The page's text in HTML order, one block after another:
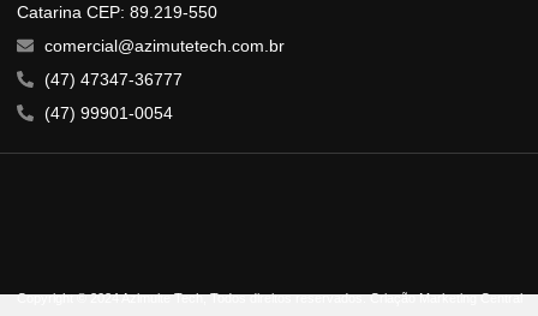
Catarina CEP: 89.219-550
comercial@azimutetech.com.br
(47) 47347-36777
(47) 99901-0054
Copyright © 2024 Azimuite Tech, Todos direitos reservados. Criação Marketing Central